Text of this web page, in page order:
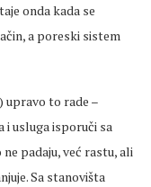
onda kada se
a poreski sistem
upravo to rade –
i usluga isporuči sa
padaju, već rastu, ali
Sa stanovišta